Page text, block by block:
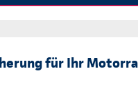
für Ihr